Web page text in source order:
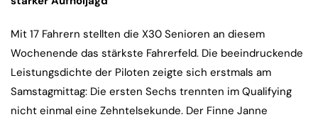
Mit 17 Fahrern stellten die X30 Senioren an diesem
Wochenende das stärkste Fahrerfeld. Die beeindruckende
Leistungsdichte der Piloten zeigte sich erstmals am
Samstagmittag: Die ersten Sechs trennten im Qualifying
nicht einmal eine Zehntelsekunde. Der Finne Janne